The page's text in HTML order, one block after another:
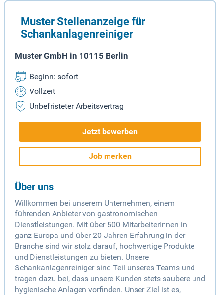
Muster Stellenanzeige für
Schankanlagenreiniger
Muster GmbH in 10115 Berlin
Beginn: sofort
Vollzeit
Unbefristeter Arbeitsvertrag
Jetzt bewerben
Job merken
Über uns
Willkommen bei unserem Unternehmen, einem
führenden Anbieter von gastronomischen
Dienstleistungen. Mit über 500 MitarbeiterInnen in
ganz Europa und über 20 Jahren Erfahrung in der
Branche sind wir stolz darauf, hochwertige Produkte
und Dienstleistungen zu bieten. Unsere
Schankanlagenreiniger sind Teil unseres Teams und
tragen dazu bei, dass unsere Kunden stets saubere und
hygienische Anlagen vorfinden. Unser Ziel ist es,